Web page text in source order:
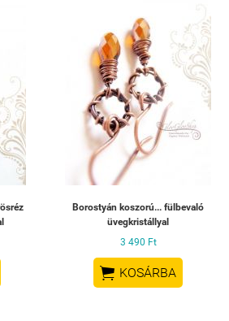
Borostyán koszorú... fülbevaló
üvegkristállyal
3 490 Ft
 KOSÁRBA